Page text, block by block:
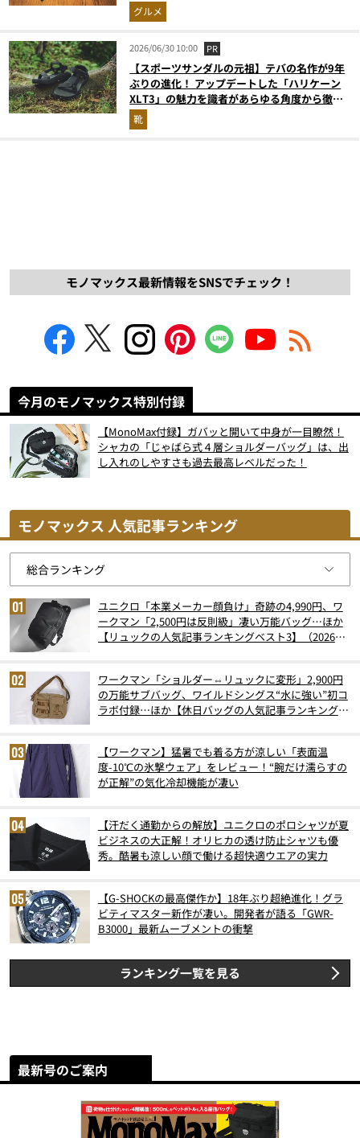
グルメ
2026/06/30 10:00 PR
【スポーツサンダルの元祖】テバの名作が9年
ぶりの進化！ アップデートした「ハリケーン
XLT3」の魅力を識者があらゆる角度から徹底
解説！
靴
モノマックス最新情報をSNSでチェック！
今月のモノマックス特別付録
【MonoMax付録】ガバッと開いて中身が一目瞭然！
シャカの「じゃばら式４層ショルダーバッグ」は、出
し入れのしやすさも過去最高レベルだった！
モノマックス 人気記事ランキング
ユニクロ「本業メーカー顔負け」奇跡の4,990円、ワ
ークマン「2,500円は反則級」凄い万能バッグ…ほか
【リュックの人気記事ランキングベスト3】（2026年
ワークマン「ショルダー⇔リュックに変形」2,900円
の万能サブバッグ、ワイルドシングス“水に強い”初コ
ラボ付録…ほか【休日バッグの人気記事ランキングベ
【ワークマン】猛暑でも着る方が涼しい「表面温
度-10℃の氷撃ウェア」をレビュー！“腕だけ濡らすの
が正解”の気化冷却機能が凄い
【汗だく通勤からの解放】ユニクロのポロシャツが夏
ビジネスの大正解！オリヒカの透け防止シャツも優
秀。酷暑も涼しい顔で働ける超快適ウエアの実力
【G-SHOCKの最高傑作か】18年ぶり超絶進化！グラ
ビティマスター新作が凄い。開発者が語る「GWR-
B3000」最新ムーブメントの衝撃
ランキング一覧を見る
最新号のご案内